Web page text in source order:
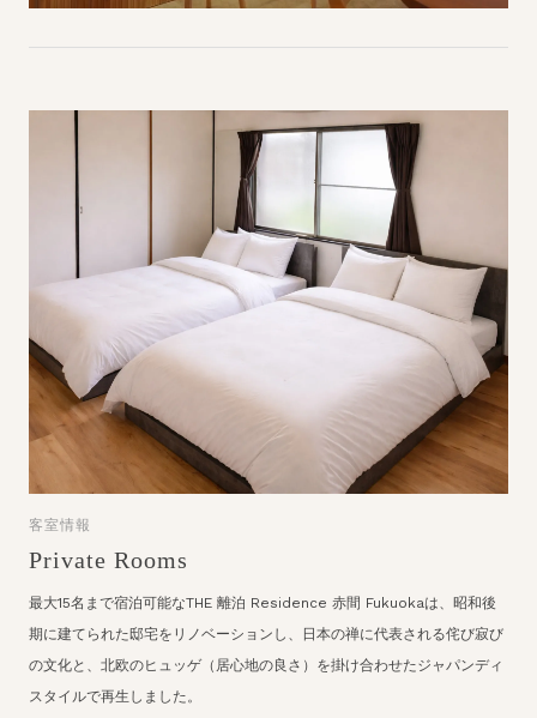
客室情報
Private Rooms
最大15名まで宿泊可能なTHE 離泊 Residence 赤間 Fukuokaは、 昭和後
期に建てられた邸宅をリノベーションし、日本の禅に代表される侘び寂び
の文化と、北欧のヒュッゲ（居心地の良さ）を掛け合わせたジャパンディ
スタイルで再生しました。